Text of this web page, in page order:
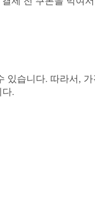
있습니다. 따라서,
다.